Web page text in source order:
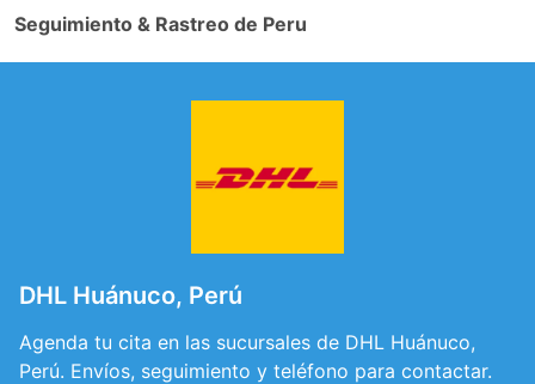
Seguimiento & Rastreo de Peru
DHL Huánuco, Perú
Agenda tu cita en las sucursales de DHL Huánuco,
Perú. Envíos, seguimiento y teléfono para contactar.